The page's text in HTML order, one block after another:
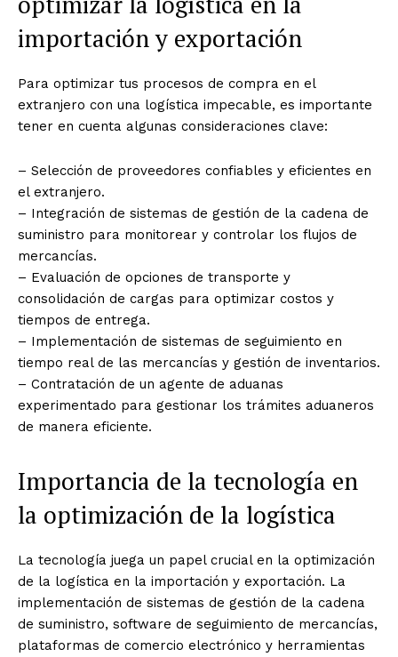
importación y exportación
Para optimizar tus procesos de compra en el
extranjero con una logística impecable, es importante
tener en cuenta algunas consideraciones clave:
– Selección de proveedores confiables y eficientes en
el extranjero.
– Integración de sistemas de gestión de la cadena de
suministro para monitorear y controlar los flujos de
mercancías.
– Evaluación de opciones de transporte y
consolidación de cargas para optimizar costos y
tiempos de entrega.
– Implementación de sistemas de seguimiento en
tiempo real de las mercancías y gestión de inventarios.
– Contratación de un agente de aduanas
experimentado para gestionar los trámites aduaneros
de manera eficiente.
Importancia de la tecnología en
la optimización de la logística
La tecnología juega un papel crucial en la optimización
de la logística en la importación y exportación. La
implementación de sistemas de gestión de la cadena
de suministro, software de seguimiento de mercancías,
plataformas de comercio electrónico y herramientas